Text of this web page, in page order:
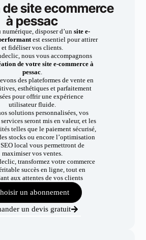
site ecommerce
à pessac
numérique, disposer d’un site e-
est essentiel pour attirer
et fidéliser vos clients.
nous vous accompagnons
de votre site e-commerce à
pessac.
des plateformes de vente en
esthétiques et parfaitement
pour offrir une expérience
utilisateur fluide.
solutions personnalisées, vos
seront mis en valeur, et les
telles que le paiement sécurisé,
stocks ou encore l’optimisation
local vous permettront de
maximiser vos ventes.
transformez votre commerce
succès en ligne, tout en
aux attentes de vos clients
un abonnement
un devis gratuit